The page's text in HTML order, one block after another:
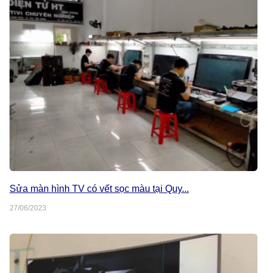
Sửa màn hình TV có vết sọc màu tại Quy...
27/06/2023